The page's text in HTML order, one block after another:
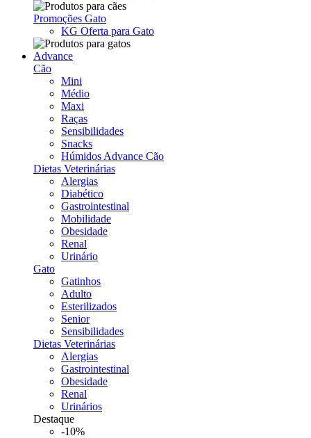
Promoções Gato
KG Oferta para Gato
Advance
Cão
Mini
Médio
Maxi
Raças
Sensibilidades
Snacks
Húmidos Advance Cão
Dietas Veterinárias
Alergias
Diabético
Gastrointestinal
Mobilidade
Obesidade
Renal
Urinário
Gato
Gatinhos
Adulto
Esterilizados
Senior
Sensibilidades
Dietas Veterinárias
Alergias
Gastrointestinal
Obesidade
Renal
Urinários
Destaque
-10%